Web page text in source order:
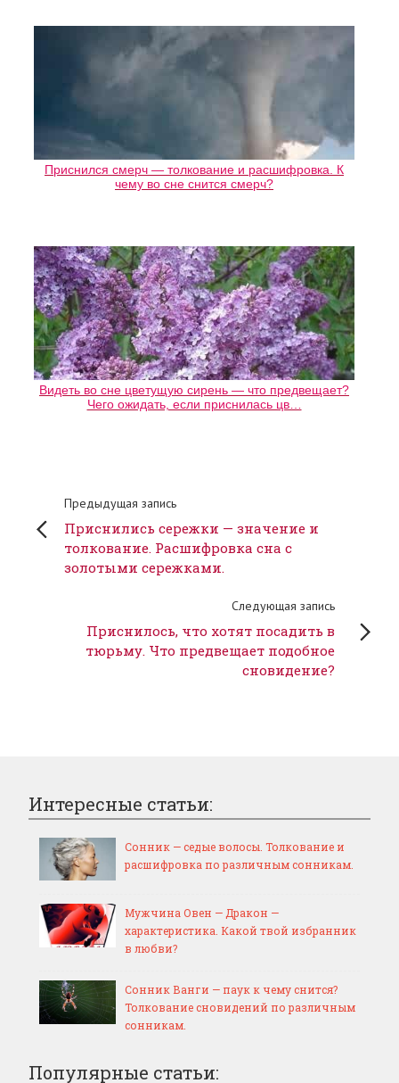
Приснился смерч — толкование и расшифровка. К
чему во сне снится смерч?
Видеть во сне цветущую сирень — что предвещает?
Чего ожидать, если приснилась цв…
Предыдущая запись
Приснились сережки — значение и
толкование. Расшифровка сна с
золотыми сережками.
Следующая запись
Приснилось, что хотят посадить в
тюрьму. Что предвещает подобное
сновидение?
Интересные статьи:
Сонник — седые волосы. Толкование и
расшифровка по различным сонникам.
Мужчина Овен — Дракон —
характеристика. Какой твой избранник
в любви?
Сонник Ванги — паук к чему снится?
Толкование сновидений по различным
сонникам.
Популярные статьи: